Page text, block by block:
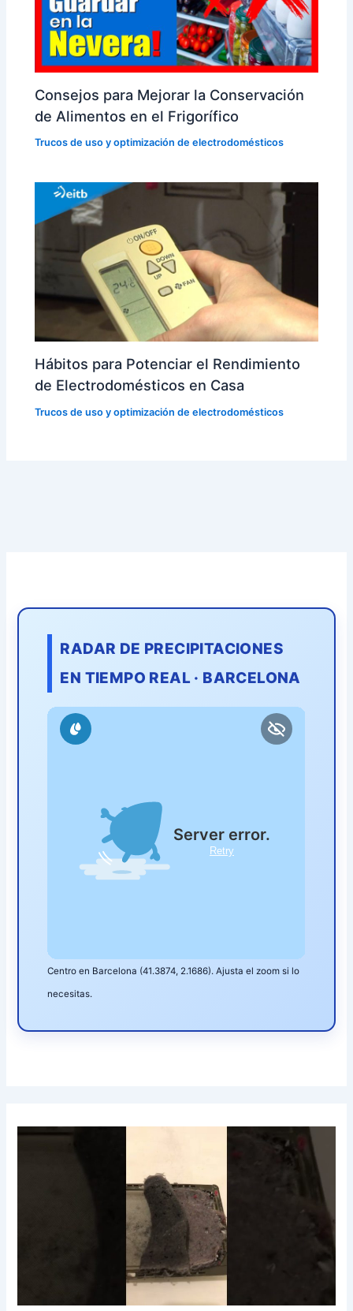
Consejos para Mejorar la Conservación
de Alimentos en el Frigorífico
Trucos de uso y optimización de electrodomésticos
Hábitos para Potenciar el Rendimiento
de Electrodomésticos en Casa
Trucos de uso y optimización de electrodomésticos
RADAR DE PRECIPITACIONES
EN TIEMPO REAL · BARCELONA
Centro en Barcelona (41.3874, 2.1686). Ajusta el zoom si lo
necesitas.